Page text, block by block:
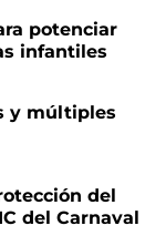
potenciar
infantiles
y múltiples
del
del Carnaval